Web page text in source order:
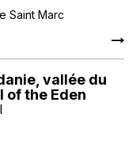
Saint Marc
vallée du
of the Eden